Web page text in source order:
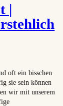
|
oft ein bisschen
sie sein können
wir mit unserem